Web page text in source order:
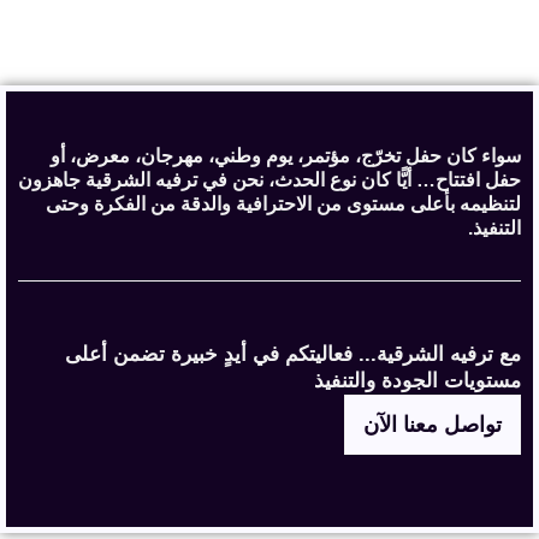
سواء كان حفل تخرّج، مؤتمر، يوم وطني، مهرجان، معرض، أو
حفل افتتاح… أيًّا كان نوع الحدث، نحن في ترفيه الشرقية جاهزون
لتنظيمه بأعلى مستوى من الاحترافية والدقة من الفكرة وحتى
التنفيذ.
مع ترفيه الشرقية... فعاليتكم في أيدٍ خبيرة تضمن أعلى
مستويات الجودة والتنفيذ
تواصل معنا الآن